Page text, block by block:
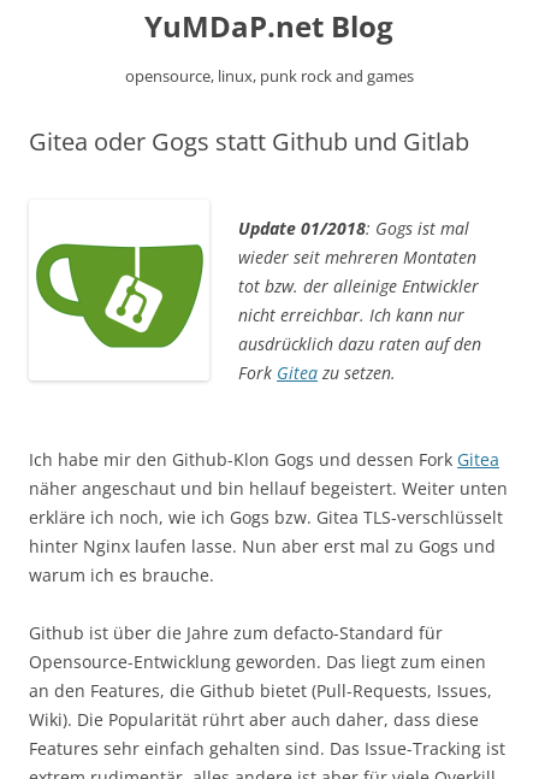
YuMDaP.net Blog
opensource, linux, punk rock and games
Zum
Inhalt
Gitea oder Gogs statt Github und Gitlab
Update 01/2018: Gogs ist mal
wieder seit mehreren Montaten
tot bzw. der alleinige Entwickler
nicht erreichbar. Ich kann nur
ausdrücklich dazu raten auf den
Fork Gitea zu setzen.
Ich habe mir den Github-Klon Gogs und dessen Fork Gitea
näher angeschaut und bin hellauf begeistert. Weiter unten
erkläre ich noch, wie ich Gogs bzw. Gitea TLS-verschlüsselt
hinter Nginx laufen lasse. Nun aber erst mal zu Gogs und
warum ich es brauche.
Github ist über die Jahre zum defacto-Standard für
Opensource-Entwicklung geworden. Das liegt zum einen
an den Features, die Github bietet (Pull-Requests, Issues,
Wiki). Die Popularität rührt aber auch daher, dass diese
Features sehr einfach gehalten sind. Das Issue-Tracking ist